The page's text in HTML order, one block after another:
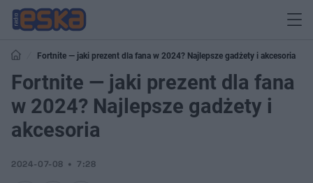
Fortnite — jaki prezent dla fana w 2024? Najlepsze gadżety i akcesoria
Fortnite — jaki prezent dla fana
w 2024? Najlepsze gadżety i
akcesoria
2024-07-08 7:28